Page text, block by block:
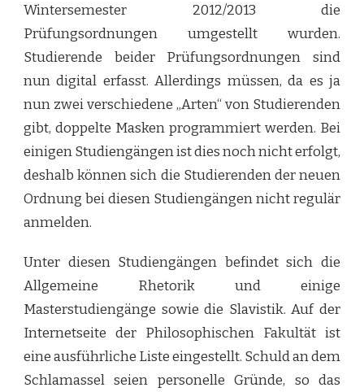
Wintersemester 2012/2013 die
Prüfungsordnungen umgestellt wurden.
Studierende beider Prüfungsordnungen sind
nun digital erfasst. Allerdings müssen, da es ja
nun zwei verschiedene „Arten“ von Studierenden
gibt, doppelte Masken programmiert werden. Bei
einigen Studiengängen ist dies noch nicht erfolgt,
deshalb können sich die Studierenden der neuen
Ordnung bei diesen Studiengängen nicht regulär
anmelden.
Unter diesen Studiengängen befindet sich die
Allgemeine Rhetorik und einige
Masterstudiengänge sowie die Slavistik. Auf der
Internetseite der Philosophischen Fakultät ist
eine ausführliche Liste eingestellt. Schuld an dem
Schlamassel seien personelle Gründe, so das